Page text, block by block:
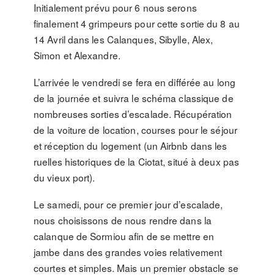
Initialement prévu pour 6 nous serons
finalement 4 grimpeurs pour cette sortie du 8 au
14 Avril dans les Calanques, Sibylle, Alex,
Simon et Alexandre.
L’arrivée le vendredi se fera en différée au long
de la journée et suivra le schéma classique de
nombreuses sorties d’escalade. Récupération
de la voiture de location, courses pour le séjour
et réception du logement (un Airbnb dans les
ruelles historiques de la Ciotat, situé à deux pas
du vieux port).
Le samedi, pour ce premier jour d’escalade,
nous choisissons de nous rendre dans la
calanque de Sormiou afin de se mettre en
jambe dans des grandes voies relativement
courtes et simples. Mais un premier obstacle se